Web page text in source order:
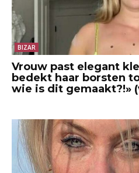
BIZAR
Vrouw past elegant
bedekt haar borsten
wie is dit gemaakt?!»